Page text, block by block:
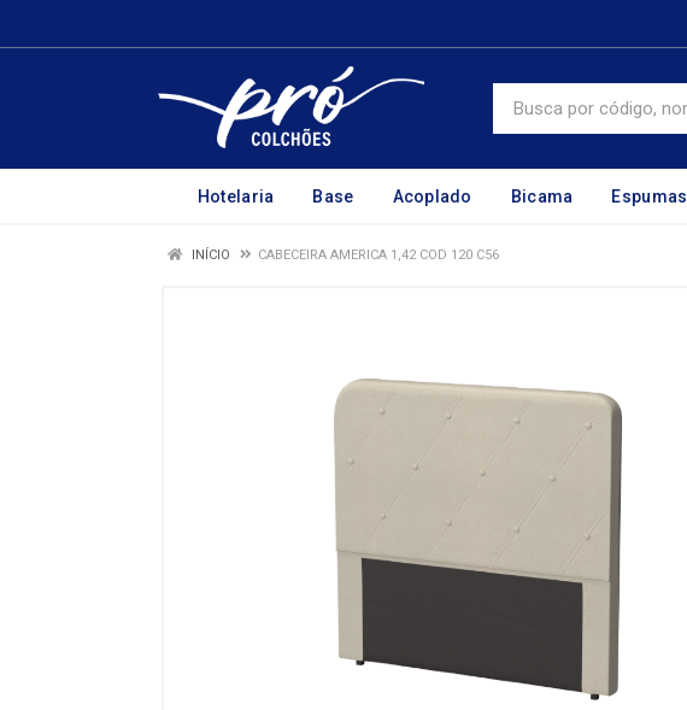
Hotelaria Base Acoplado Bicama Espumas
INÍCIO CABECEIRA AMERICA 1,42 COD 120 C56